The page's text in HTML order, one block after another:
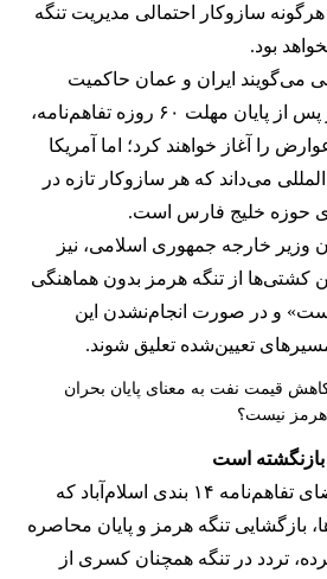
هرگونه سازوکار احتمالی مدیریت تنگه
بود.
می‌گویند ایران و عمان حاکمیت
مشترکی بر تنگه دارند و پس از پایان مهلت ۶۰ روزه تفاهم‌نامه،
را آغاز خواهند کرد؛ اما آمریکا
می‌داند که هر سازوکار تازه در
حوزه خلیج فارس است.
وزیر خارجه جمهوری اسلامی، نیز
کشتی‌ها از تنگه هرمز بدون هماهنگی
و در صورت انجام‌نشدن این
تعیین‌شده تعلیق شوند.
قیمت نفت به معنای پایان بحران
هرمز نیست؟
بازنگشته است
با گذشت دو هفته از امضای تفاهم‌نامه ۱۴ بندی اسلام‌آباد که
بازگشایی تنگه هرمز و پایان محاصره
تردد در تنگه همچنان کسری از